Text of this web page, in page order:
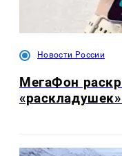
Новости России
МегаФон